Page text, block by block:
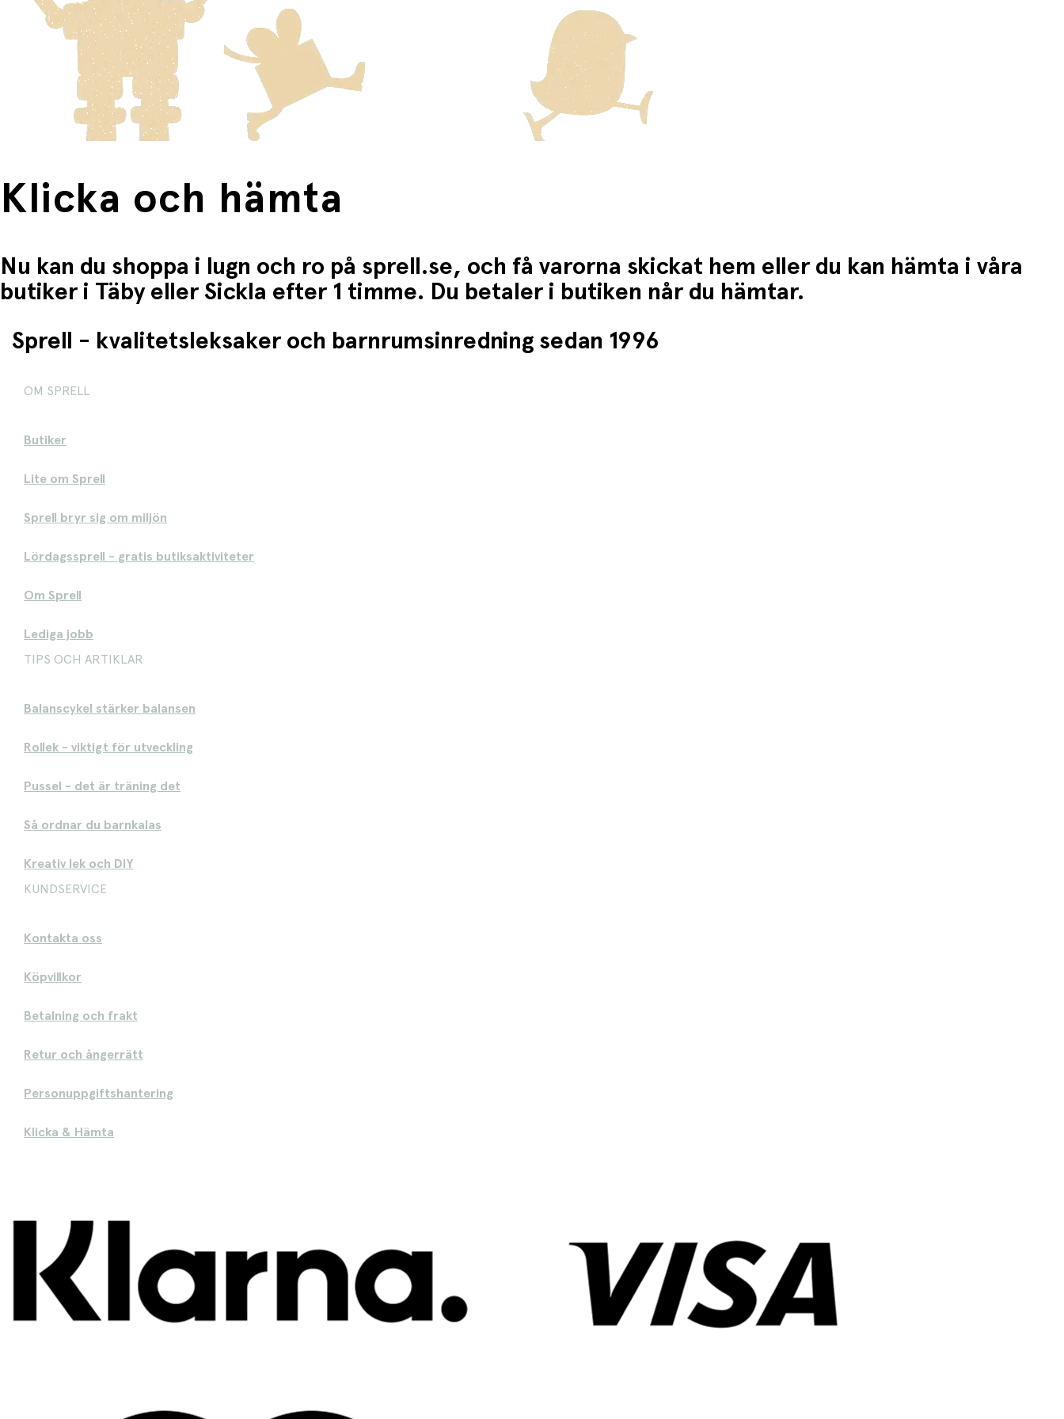
Fri frakt när du handlar för mer än 1500:-
Klicka och hämta
Nu kan du shoppa i lugn och ro på sprell.se, och få varorna skickat hem eller du kan hämta i våra
butiker i Täby eller Sickla efter 1 timme. Du betaler i butiken når du hämtar.
Sprell - kvalitetsleksaker och barnrumsinredning sedan 1996
OM SPRELL
Butiker
Lite om Sprell
Sprell bryr sig om miljön
Lördagssprell - gratis butiksaktiviteter
Om Sprell
Lediga jobb
TIPS OCH ARTIKLAR
Balanscykel stärker balansen
Rollek - viktigt för utveckling
Pussel - det är träning det
Så ordnar du barnkalas
Kreativ lek och DIY
KUNDSERVICE
Kontakta oss
Köpvillkor
Betalning och frakt
Retur och ångerrätt
Personuppgiftshantering
Klicka & Hämta